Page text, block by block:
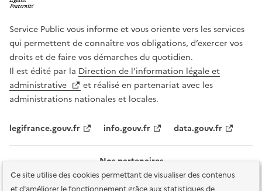
Ce site utilise des cookies permettant de visualiser des contenus
Service Public vous informe et vous oriente vers les services
qui permettent de connaître vos obligations, d’exercer vos
droits et de faire vos démarches du quotidien.
Il est édité par la Direction de l’information légale et
administrative
et réalisé en partenariat avec les
administrations nationales et locales.
legifrance.gouv.fr info.gouv.fr data.gouv.fr
Nos partenaires